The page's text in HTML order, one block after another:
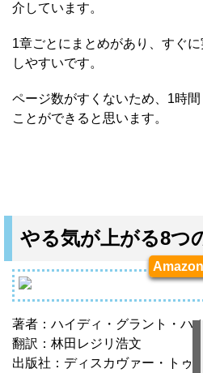
介しています。
1章ごとにまとめがあり、すぐ
しやすいです。
ページ数がすくないため、1時
ことができると思います。
やる気が上がる8つ
著者：ハイディ・グラント・ハ
翻訳：林田レジリ浩文
出版社：ディスカヴァー・トゥ